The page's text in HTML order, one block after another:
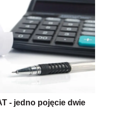
- jedno pojęcie dwie